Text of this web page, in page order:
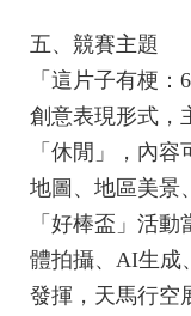
五、競賽主題
「這片子有梗
創意表現形式，
「休閒」，內
地圖、地區美景
「好棒盃」活
體拍攝、AI生成
發揮，天馬行空